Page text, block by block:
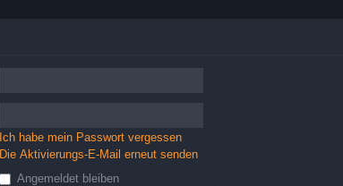
Ich habe mein Passwort vergessen
Die Aktivierungs-E-Mail erneut senden
Angemeldet bleiben